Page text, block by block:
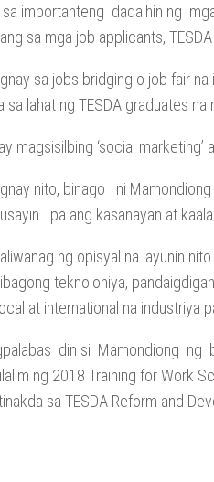
sa importanteng dadalhin ng
sa mga job applicants,
sa jobs bridging o job fair
sa lahat ng TESDA graduates na
magsisilbing ‘social
nito, binago ni
pa ang kasanayan at
ng opisyal na layunin
teknolohiya,
at international na industriya
din si Mamondiong ng
ng 2018 Training for Work
sa TESDA Reform and